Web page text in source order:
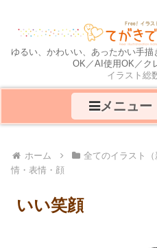
ゆるい、かわいい、あったかい手
OK／AI使用OK／ク
イラスト総
メニュー
ホーム 全てのイラスト（
情・表情・顔
いい笑顔